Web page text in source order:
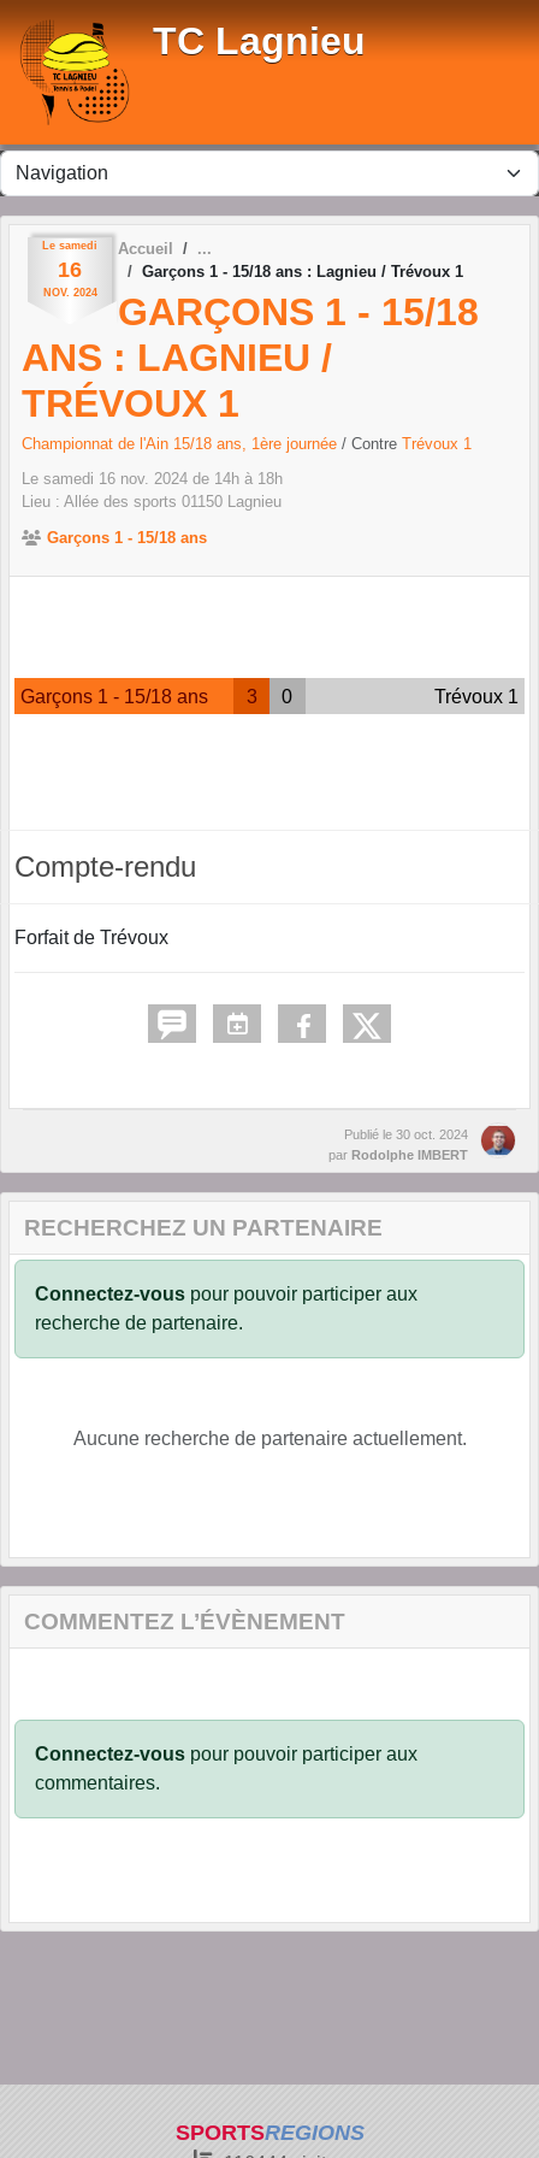
TC Lagnieu
Le samedi
16
NOV. 2024
Accueil
Garçons 1 - 15/18 ans : Lagnieu / Trévoux 1
GARÇONS 1 - 15/18
ANS : LAGNIEU /
TRÉVOUX 1
Championnat de l'Ain 15/18 ans, 1ère journée / Contre Trévoux 1
Le samedi 16 nov. 2024 de 14h à 18h
Lieu : Allée des sports 01150 Lagnieu
Garçons 1 - 15/18 ans
Garçons 1 - 15/18 ans 3 0 Trévoux 1
Compte-rendu
Forfait de Trévoux
Publié le 30 oct. 2024
par Rodolphe IMBERT
RECHERCHEZ UN PARTENAIRE
Connectez-vous pour pouvoir participer aux
recherche de partenaire.
Aucune recherche de partenaire actuellement.
COMMENTEZ L’ÉVÈNEMENT
Connectez-vous pour pouvoir participer aux
commentaires.
SPORTSREGIONS